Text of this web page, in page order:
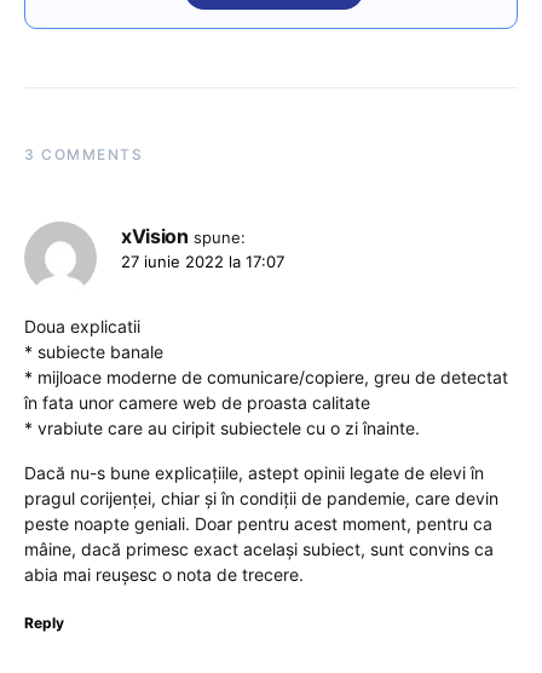
3 COMMENTS
xVision spune:
27 iunie 2022 la 17:07
Doua explicatii
* subiecte banale
* mijloace moderne de comunicare/copiere, greu de detectat
în fata unor camere web de proasta calitate
* vrabiute care au ciripit subiectele cu o zi înainte.
Dacă nu-s bune explicațiile, astept opinii legate de elevi în
pragul corijenței, chiar și în condiții de pandemie, care devin
peste noapte geniali. Doar pentru acest moment, pentru ca
mâine, dacă primesc exact același subiect, sunt convins ca
abia mai reușesc o nota de trecere.
Reply